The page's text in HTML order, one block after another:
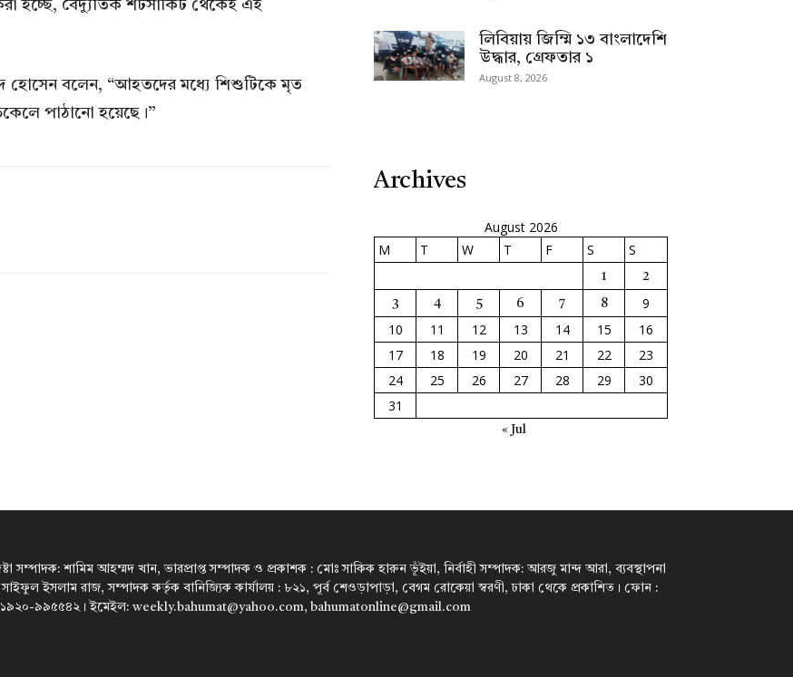
হচ্ছে, বৈদ্যুতিক শর্টসার্কিট থেকেই এই
হোসেন বলেন, “আহতদের মধ্যে শিশুটিকে মৃত
পাঠানো হয়েছে।”
লিবিয়ায় জিম্মি ১৩ বাংলাদেশি
উদ্ধার, গ্রেফতার ১
August 8, 2026
Archives
August 2026
M
T W T F S S
1 2
3 4 5 6 7 8
9
10
11 12 13 14 15
16
17
18 19 20 21 22
23
24
25 26 27 28 29
30
31
« Jul
সম্পাদক: শামিম আহম্মদ খান, ভারপ্রাপ্ত সম্পাদক ও প্রকাশক : মোঃ সাকিক হারুন ভূঁইয়া, নির্বাহী সম্পাদক: আরজু মান্দ আরা, ব্যবস্থাপনা
ইসলাম রাজ, সম্পাদক কর্তৃক বানিজ্যিক কার্যালয় : ৮২১, পূর্ব শেওড়াপাড়া, বেগম রোকেয়া স্বরণী, ঢাকা থেকে প্রকাশিত। ফোন :
৯৯৫৫৪২। ইমেইল: weekly.bahumat@yahoo.com, bahumatonline@gmail.com